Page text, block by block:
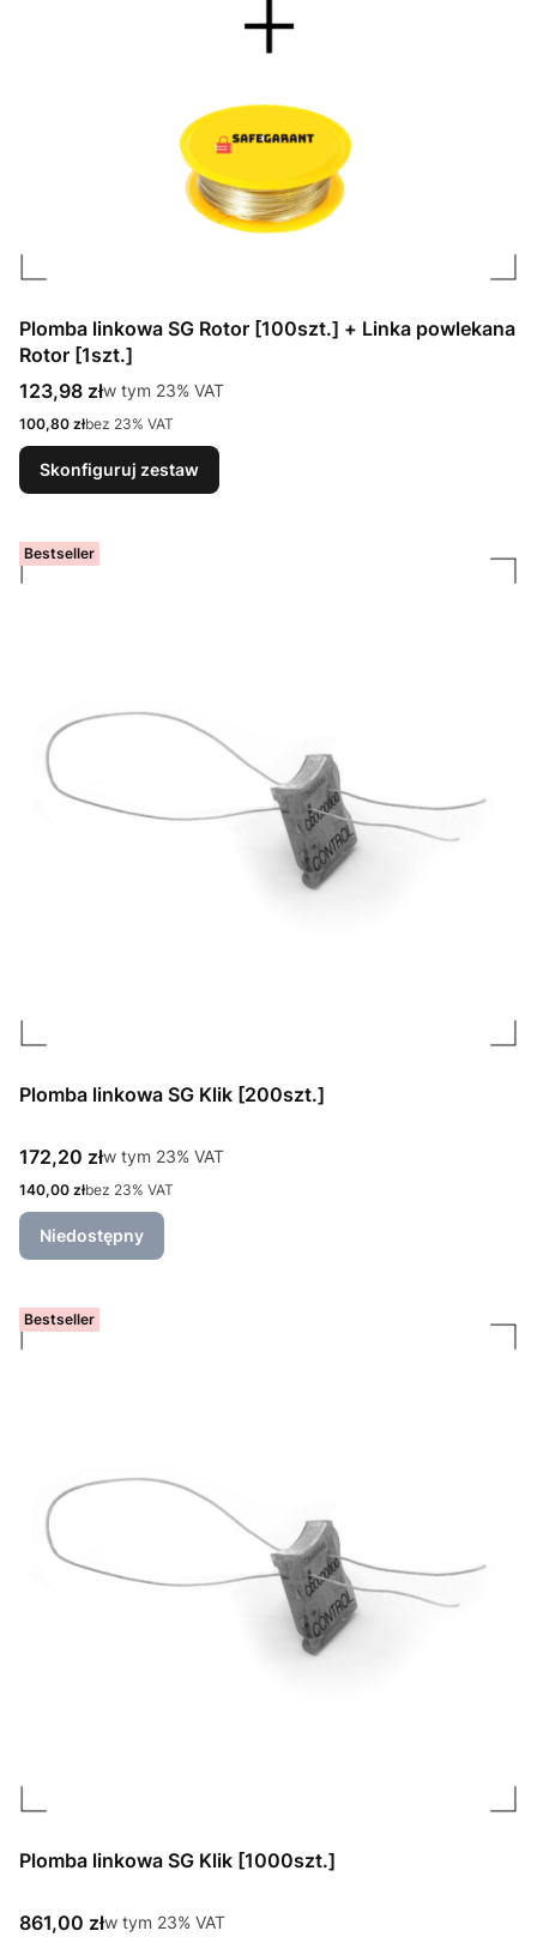
Plomba linkowa SG Rotor [100szt.] + Linka powlekana
Rotor [1szt.]
Cena brutto
123,98 złw tym %s VAT
w tym 23% VAT
Cena netto
100,80 złbez 23% VAT
Skonfiguruj zestaw
Bestseller
Plomba linkowa SG Klik [200szt.]
Cena brutto
172,20 złw tym %s VAT
w tym 23% VAT
Cena netto
140,00 złbez 23% VAT
Niedostępny
Bestseller
Plomba linkowa SG Klik [1000szt.]
Cena brutto
861,00 złw tym %s VAT
w tym 23% VAT